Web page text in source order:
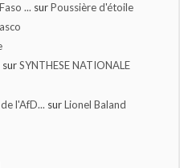
... surPoussière d'étoile
surSYNTHESE NATIONALE
l'AfD... surLionel Baland